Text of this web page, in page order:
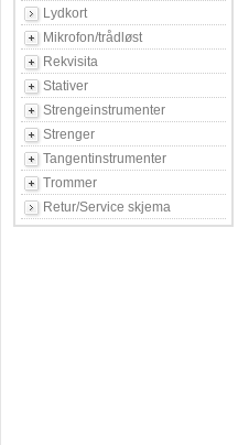
Lydkort
Mikrofon/trådløst
Rekvisita
Stativer
Strengeinstrumenter
Strenger
Tangentinstrumenter
Trommer
Retur/Service skjema